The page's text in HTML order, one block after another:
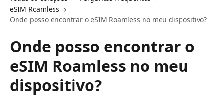
eSIM Roamless
Onde posso encontrar o eSIM Roamless no meu dispositivo?
Onde posso encontrar o
eSIM Roamless no meu
dispositivo?